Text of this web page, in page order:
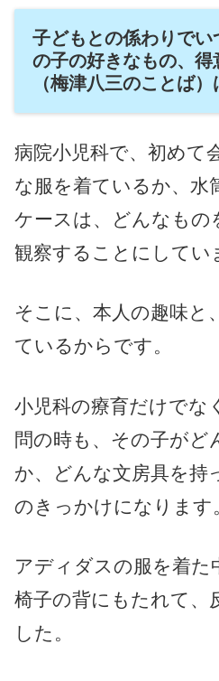
子どもとの係わりでい
の子の好きなもの、
（梅津八三のことば
病院小児科で、初めて
な服を着ているか、水
ケースは、どんなもの
観察することにしてい
そこに、本人の趣味と
ているからです。
小児科の療育だけでな
問の時も、その子がど
か、どんな文房具を持
のきっかけになります
アディダスの服を着た
椅子の背にもたれて、
した。